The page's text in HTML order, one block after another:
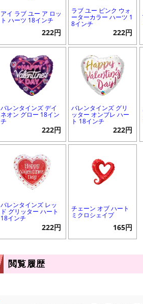
アイ ラブ ユー ア ロッ
ト ハーツ 18インチ
222円
ラブ ユー ピンク ウォ
ーターカラー ハーツ 1
8インチ
222円
バレンタインズ デイ
ネオン グロー 18イン
チ
222円
バレンタインズ グリ
ッター オンブレ ハー
ト 18インチ
222円
バレンタインズ レッ
ド グリッター ハート
18インチ
222円
チェーン オブ ハート
ミクロシェイプ
165円
閲覧履歴